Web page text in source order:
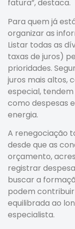
fatura”, destaca.
Para quem já
organizar as
Listar todas as
taxas de juros)
prioridades.
juros mais altos,
especial,
como despesas
energia.
A renegociação
desde que as
orçamento,
registrar
buscar a
podem
equilibrada ao
especialista.